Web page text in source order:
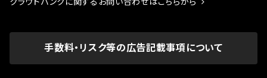
手数料・リスク等の広告記載事項について